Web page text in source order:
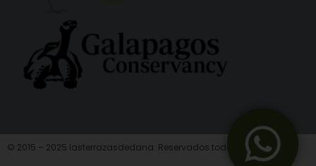
© 2015 – 2025 lasterrazasdedana. Reservados todos los derechos